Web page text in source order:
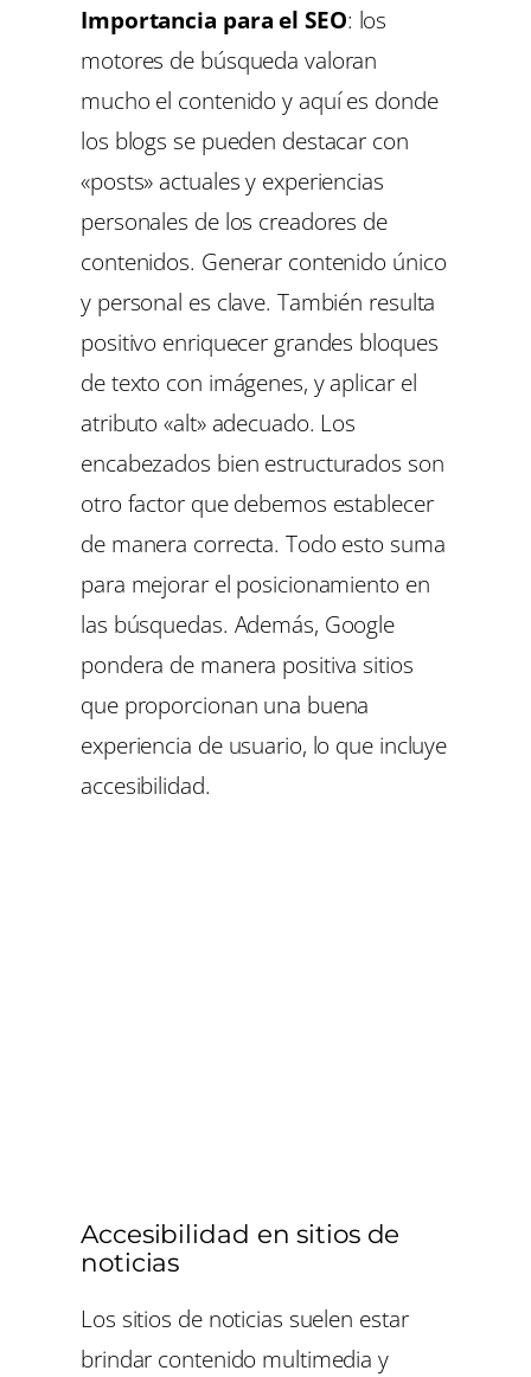
Importancia para el SEO: los
motores de búsqueda valoran
mucho el contenido y aquí es donde
los blogs se pueden destacar con
«posts» actuales y experiencias
personales de los creadores de
contenidos. Generar contenido único
y personal es clave. También resulta
positivo enriquecer grandes bloques
de texto con imágenes, y aplicar el
atributo «alt» adecuado. Los
encabezados bien estructurados son
otro factor que debemos establecer
de manera correcta. Todo esto suma
para mejorar el posicionamiento en
las búsquedas. Además, Google
pondera de manera positiva sitios
que proporcionan una buena
experiencia de usuario, lo que incluye
accesibilidad.
Accesibilidad en sitios de
noticias
Los sitios de noticias suelen estar
brindar contenido multimedia y